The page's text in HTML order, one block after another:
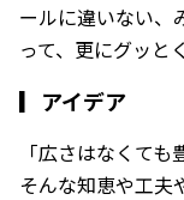
ールに違いない、
って、更にグッと
▎ アイデア
「広さはなくて
そんな知恵や工夫